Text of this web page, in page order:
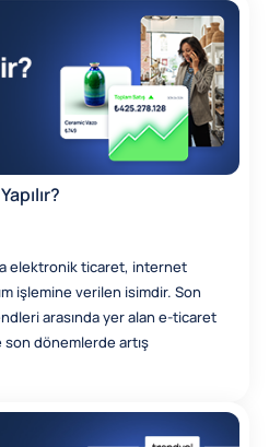
elektronik ticaret, internet
işlemine verilen isimdir. Son
arasında yer alan e-ticaret
dönemlerde artış